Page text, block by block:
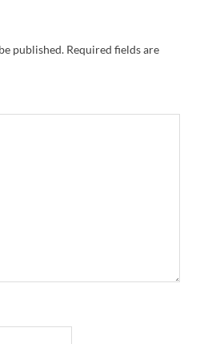
published. Required fields are